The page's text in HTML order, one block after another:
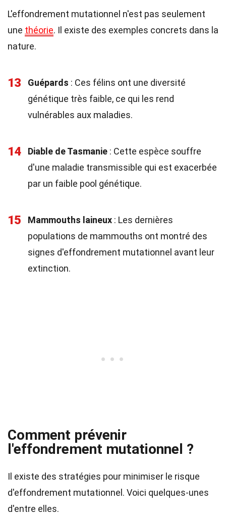
L'effondrement mutationnel n'est pas seulement
une théorie. Il existe des exemples concrets dans la
nature.
13 Guépards : Ces félins ont une diversité
génétique très faible, ce qui les rend
vulnérables aux maladies.
14 Diable de Tasmanie : Cette espèce souffre
d'une maladie transmissible qui est exacerbée
par un faible pool génétique.
15 Mammouths laineux : Les dernières
populations de mammouths ont montré des
signes d'effondrement mutationnel avant leur
extinction.
Comment prévenir
l'effondrement mutationnel ?
Il existe des stratégies pour minimiser le risque
d'effondrement mutationnel. Voici quelques-unes
d'entre elles.